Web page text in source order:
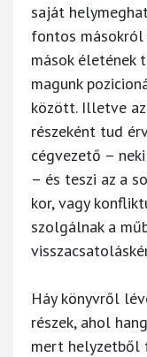
saját
fontos másokról
mások életének
magunk
között. Illetve
részeként tud
cégvezető –
– és teszi az a
kor, vagy
szolgálnak a
Háy könyvről
részek, ahol
mert helyzetből